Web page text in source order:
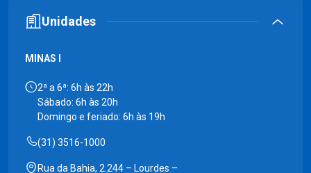
Unidades
MINAS I
2ª a 6ª: 6h às 22h
Sábado: 6h às 20h
Domingo e feriado: 6h às 19h
(31) 3516-1000
Rua da Bahia, 2.244 – Lourdes –